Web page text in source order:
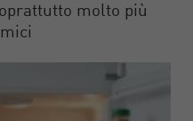
molto più